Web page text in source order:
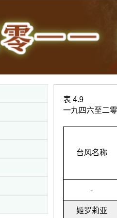
表 4.9
一九四六至二
台风名称
-
姬罗莉亚